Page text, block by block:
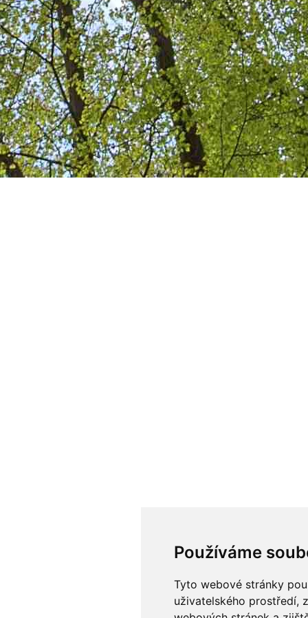
Používáme
Tyto webové stránky
uživatelského prostředí,